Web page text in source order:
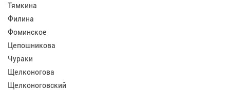
Тямкина
Филина
Фоминское
Цепошникова
Чураки
Щелконогова
Щелконоговский